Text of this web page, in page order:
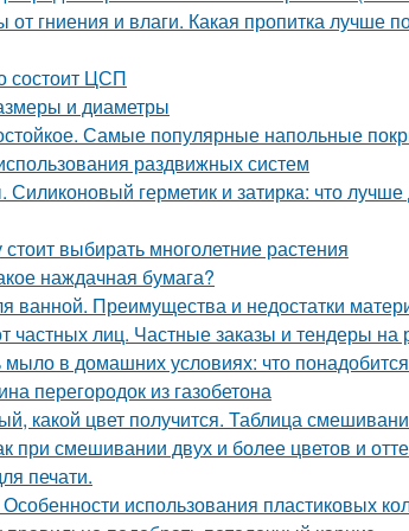
гниения и влаги. Какая пропитка лучше
состоит ЦСП
и диаметры
Самые популярные напольные
раздвижных систем
герметик и затирка: что
выбирать многолетние растения
наждачная бумага?
ванной. Преимущества и недостатки
частных лиц. Частные заказы и тендеры на
в домашних условиях: что
перегородок из газобетона
какой цвет получится. Таблица
при смешивании двух и более цветов и
печати.
использования пластиковых